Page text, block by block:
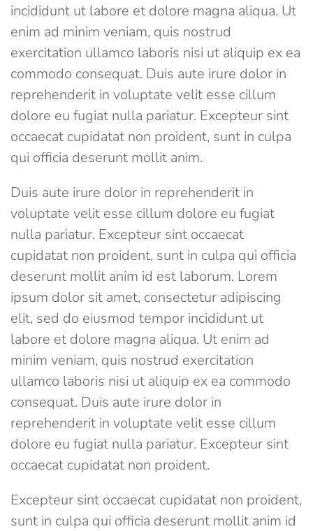
incididunt ut labore et dolore magna aliqua. Ut
enim ad minim veniam, quis nostrud
exercitation ullamco laboris nisi ut aliquip ex ea
commodo consequat. Duis aute irure dolor in
reprehenderit in voluptate velit esse cillum
dolore eu fugiat nulla pariatur. Excepteur sint
occaecat cupidatat non proident, sunt in culpa
qui officia deserunt mollit anim.
Duis aute irure dolor in reprehenderit in
voluptate velit esse cillum dolore eu fugiat
nulla pariatur. Excepteur sint occaecat
cupidatat non proident, sunt in culpa qui officia
deserunt mollit anim id est laborum. Lorem
ipsum dolor sit amet, consectetur adipiscing
elit, sed do eiusmod tempor incididunt ut
labore et dolore magna aliqua. Ut enim ad
minim veniam, quis nostrud exercitation
ullamco laboris nisi ut aliquip ex ea commodo
consequat. Duis aute irure dolor in
reprehenderit in voluptate velit esse cillum
dolore eu fugiat nulla pariatur. Excepteur sint
occaecat cupidatat non proident.
Excepteur sint occaecat cupidatat non proident,
sunt in culpa qui officia deserunt mollit anim id